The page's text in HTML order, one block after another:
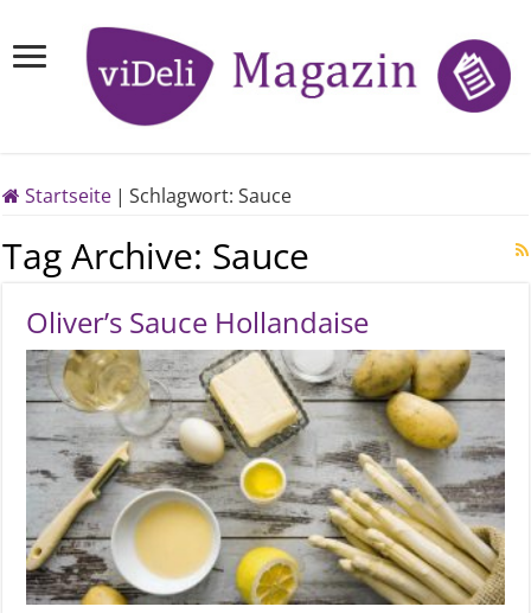
Startseite | Schlagwort:Sauce
Tag Archive: Sauce
Oliver’s Sauce Hollandaise